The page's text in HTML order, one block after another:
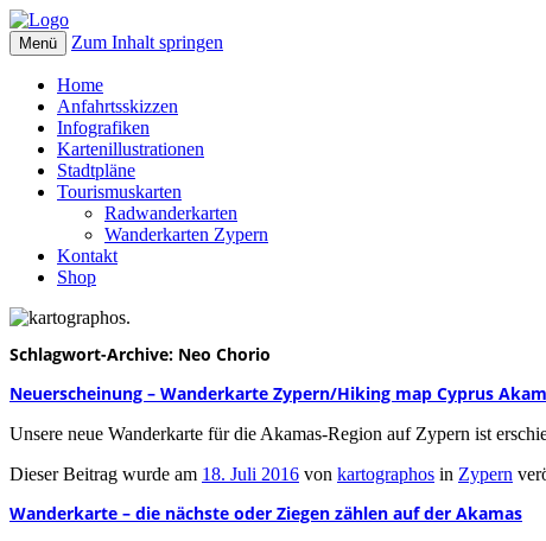
kartographos.
Ihr Weg zur individuellen Landkarte.
Menü Zum Inhalt springen
Home
Anfahrtsskizzen
Infografiken
Kartenillustrationen
Stadtpläne
Tourismuskarten
Radwanderkarten
Wanderkarten Zypern
Kontakt
Shop
Schlagwort-Archive: Neo Chorio
Neuerscheinung – Wanderkarte Zypern/Hiking map Cyprus
Unsere neue Wanderkarte für die Akamas-Region auf Zypern ist
Dieser Beitrag wurde am 18. Juli 2016 von kartographos in Zypern
Wanderkarte – die nächste oder Ziegen zählen auf der Akamas